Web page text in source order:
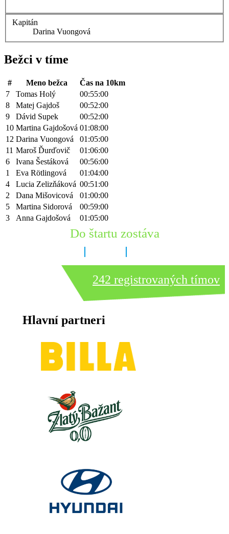
Kapitán
Darina Vuongová
Bežci v tíme
# Meno bežca
Čas na 10km
7
Tomas Holý
00:55:00
8
Matej Gajdoš
00:52:00
9
Dávid Supek
00:52:00
10 Martina Gajdošová 01:08:00
12 Darina Vuongová
01:05:00
11 Maroš Ďurďovič
01:06:00
6
Ivana Šestáková
00:56:00
1
Eva Rötlingová
01:04:00
4
Lucia Zelizňáková 00:51:00
2
Dana Mišovicová
01:00:00
5
Martina Sidorová
00:59:00
3
Anna Gajdošová 01:05:00
Do štartu zostáva
242 registrovaných tímov
Hlavní partneri